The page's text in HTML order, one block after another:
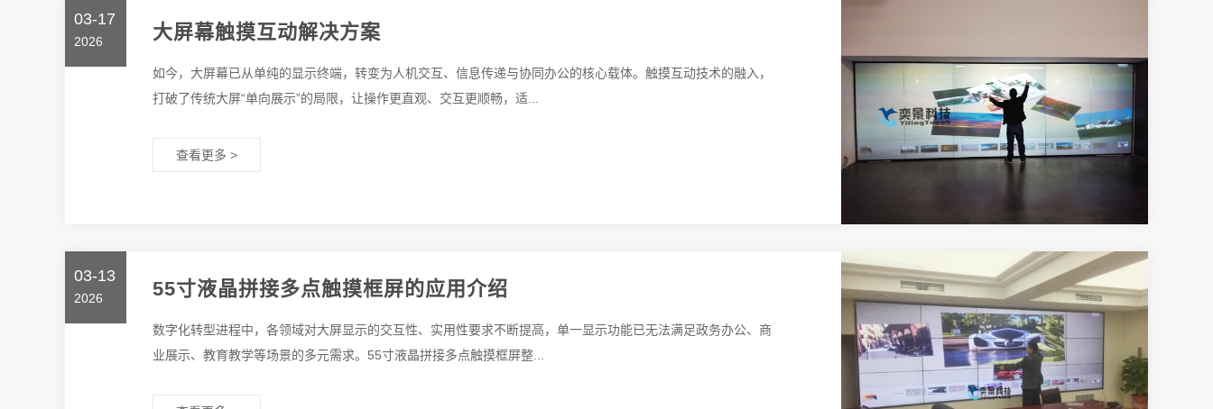
03-17
2026 大屏幕触摸互动解决方案
如今，大屏幕已从单纯的显示终端，转变为人机交互、信息传递与协同办公的核心载体。触摸互动技术的融入，
打破了传统大屏“单向展示”的局限，让操作更直观、交互更顺畅，适...
查看更多 >
03-13
2026 55寸液晶拼接多点触摸框屏的应用介绍
数字化转型进程中，各领域对大屏显示的交互性、实用性要求不断提高，单一显示功能已无法满足政务办公、商
业展示、教育教学等场景的多元需求。55寸液晶拼接多点触摸框屏整...